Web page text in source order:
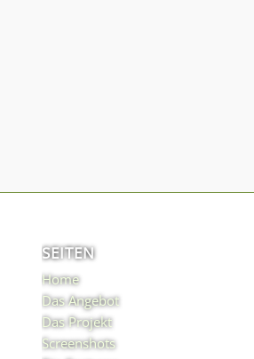
SEITEN
Home
Das Angebot
Das Projekt
Screenshots